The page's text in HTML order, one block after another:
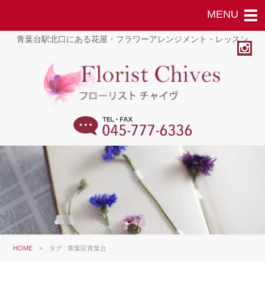
青葉台駅北口にある花屋・フラワーアレンジメント・レッスン
HOME > タグ : 青葉区青葉台